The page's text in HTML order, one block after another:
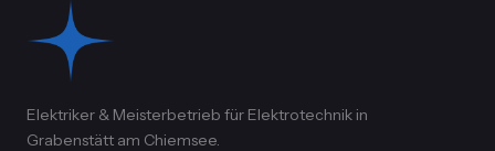
Elektriker & Meisterbetrieb für Elektrotechnik in
Grabenstätt am Chiemsee.